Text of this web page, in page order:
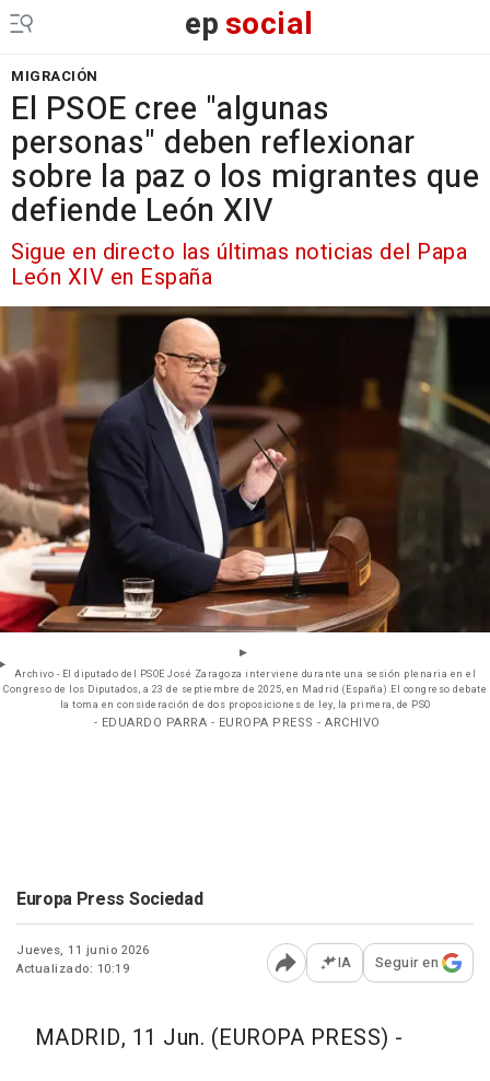
epsocial
MIGRACIÓN
El PSOE cree "algunas
personas" deben reflexionar
sobre la paz o los migrantes que
defiende León XIV
Sigue en directo las últimas noticias del Papa
León XIV en España
Archivo - El diputado del PSOE José Zaragoza interviene durante una sesión plenaria en el
Congreso de los Diputados, a 23 de septiembre de 2025, en Madrid (España).El congreso debate
la toma en consideración de dos proposiciones de ley, la primera, de PSO
- EDUARDO PARRA - EUROPA PRESS - ARCHIVO
Europa Press Sociedad
Jueves, 11 junio 2026
Actualizado: 10:19
Abrir opciones para
IA Seguir en
MADRID, 11 Jun. (EUROPA PRESS) -